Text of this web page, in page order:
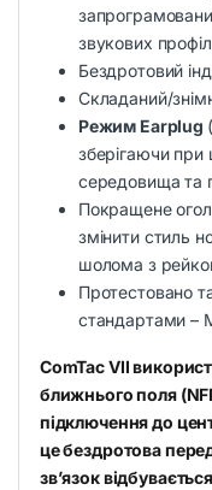
звукових
Бездротовий
Складаний/
Режим Earplug
зберігаючи при
середовища та
Покращене
змінити стиль
шолома з
Протестовано
стандартами –
ComTac VII
ближнього поля
підключення до
це бездротова
зв’язок